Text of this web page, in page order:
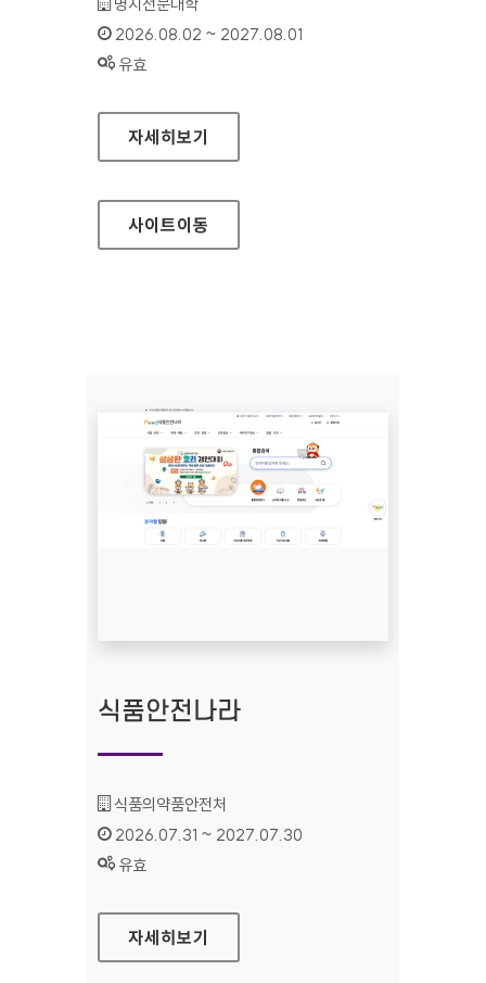
인증기간 :
2026.08.02 ~ 2027.08.01
상태 :
유효
명지전문대학
자세히보기
사이트이동
식품안전나라
기관명 :
식품의약품안전처
인증기간 :
2026.07.31 ~ 2027.07.30
상태 :
유효
식품안전나라
자세히보기